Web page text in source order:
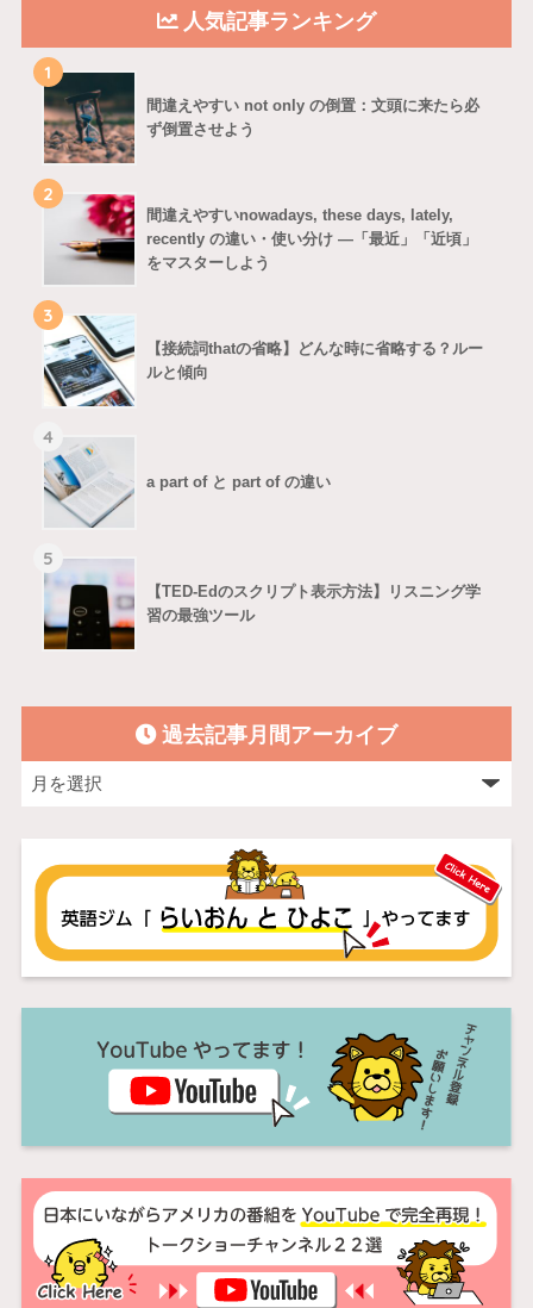
人気記事ランキング
1
間違えやすい not only の倒置：文頭に来たら必
ず倒置させよう
2
間違えやすいnowadays, these days, lately,
recently の違い・使い分け ―「最近」「近頃」
をマスターしよう
3
【接続詞thatの省略】どんな時に省略する？ルー
ルと傾向
4
a part of と part of の違い
5
【TED-Edのスクリプト表示方法】リスニング学
習の最強ツール
過去記事月間アーカイブ